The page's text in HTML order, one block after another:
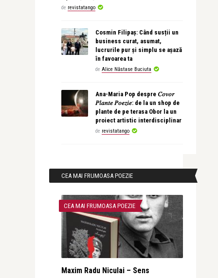
de revistatango
Cosmin Filipaș: Când susții un
business curat, asumat,
lucrurile pur și simplu se așază
în favoarea ta
de Alice Năstase Buciuta
Ana-Maria Pop despre 𝐶𝑜𝑣𝑜𝑟
𝑃𝑙𝑎𝑛𝑡𝑒 𝑃𝑜𝑒𝑧𝑖𝑒: de la un shop de
plante de pe terasa Obor la un
proiect artistic interdisciplinar
de revistatango
CEA MAI FRUMOASA POEZIE
CEA MAI FRUMOASA POEZIE
Maxim Radu Niculai – Sens